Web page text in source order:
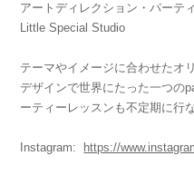
アートディレクション・パーテ
Little Special Studio
テーマやイメージに合わせたオ
デザインで世界にたった一つの
ーティーレッスンも不定期に行
Instagram: https://